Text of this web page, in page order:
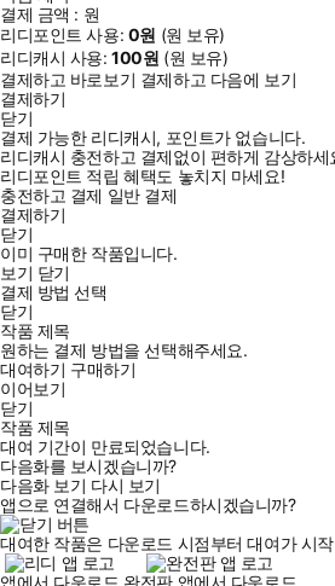
결제 금액 : 원
리디포인트 사용: 0원 (원 보유)
리디캐시 사용:100원 (원 보유)
결제하고 바로보기 결제하고 다음에 보기
결제하기
닫기
결제 가능한 리디캐시, 포인트가 없습니다.
리디캐시 충전하고 결제없이 편하게 감상하세
리디포인트 적립 혜택도 놓치지 마세요!
충전하고 결제 일반 결제
결제하기
닫기
이미 구매한 작품입니다.
보기 닫기
결제 방법 선택
닫기
작품 제목
원하는 결제 방법을 선택해주세요.
대여하기 구매하기
이어보기
닫기
작품 제목
대여 기간이 만료되었습니다.
다음화를 보시겠습니까?
다음화 보기 다시 보기
앱으로 연결해서 다운로드하시겠습니까?
대여한 작품은 다운로드 시점부터 대여가 시